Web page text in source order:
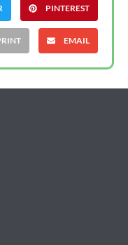
PINTEREST
EMAIL